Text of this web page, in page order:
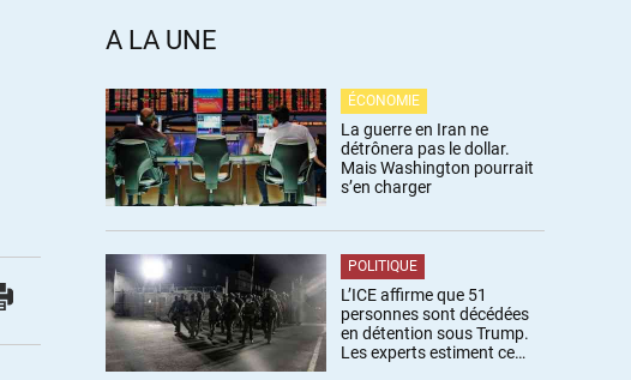
A LA UNE
ÉCONOMIE
La guerre en Iran ne
détrônera pas le dollar.
Mais Washington pourrait
s’en charger
POLITIQUE
L’ICE affirme que 51
personnes sont décédées
en détention sous Trump.
Les experts estiment ce